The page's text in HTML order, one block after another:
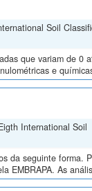
Soil
que variam de 0
e
International Soil
da seguinte forma.
EMBRAPA. As